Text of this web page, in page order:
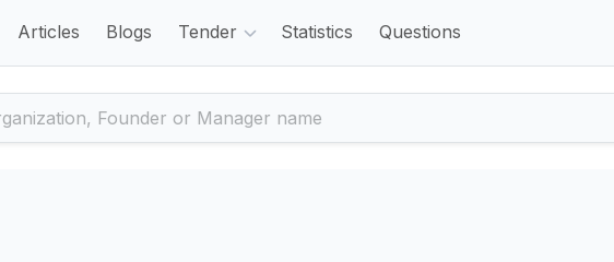
Articles Blogs Tender Statistics Questions